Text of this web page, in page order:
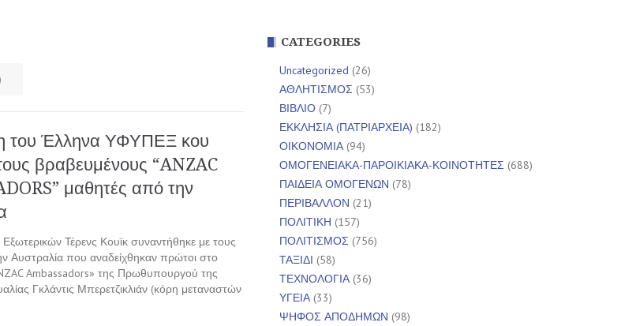
του Έλληνα ΥΦΥΠΕΞ κου
βραβευμένους “ANZAC
μαθητές από την
Τέρενς Κουϊκ συναντήθηκε με τους
Αυστραλία που αναδείχθηκαν πρώτοι στο
Ambassadors» της Πρωθυπουργού της
Γκλάντις Μπερετζικλιάν (κόρη μεταναστών
CATEGORIES
Uncategorized (26)
ΑΘΛΗΤΙΣΜΟΣ (53)
ΒΙΒΛΙΟ (7)
ΕΚΚΛΗΣΙΑ (ΠΑΤΡΙΑΡΧΕΙΑ) (182)
ΟΙΚΟΝΟΜΙΑ(94)
ΟΜΟΓΕΝΕΙΑΚΑ-ΠΑΡΟΙΚΙΑΚΑ-ΚΟΙΝΟΤΗΤΕΣ (688)
ΠΑΙΔΕΙΑ ΟΜΟΓΕΝΩΝ (78)
ΠΕΡΙΒΑΛΛΟΝ (21)
ΠΟΛΙΤΙΚΗ (157)
ΠΟΛΙΤΙΣΜΟΣ (756)
ΤΑΞΙΔΙ (58)
ΤΕΧΝΟΛΟΓΙΑ(36)
ΥΓΕΙΑ(33)
ΨΗΦΟΣ ΑΠΟΔΗΜΩΝ (98)